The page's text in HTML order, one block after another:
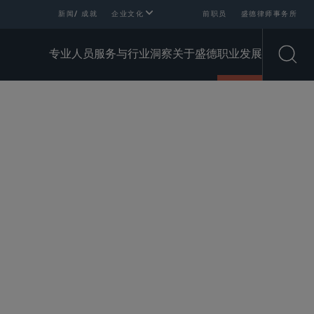
新闻/ 成就 企业文化 前职员 盛德律师事务所
专业人员服务与行业洞察关于盛德职业发展